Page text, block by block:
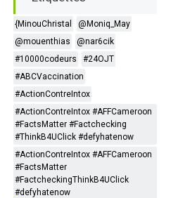
{MinouChristal
@Moniq_May
@mouenthias
@nar6cik
#10000codeurs
#24OJT
#ABCVaccination
#ActionContreIntox
#ActionContreIntox #AFFCameroon
#FactsMatter #Factchecking
#ThinkB4UClick #defyhatenow
#ActionContreIntox #AFFCameroon
#FactsMatter
#FactcheckingThinkB4UClick
#defyhatenow